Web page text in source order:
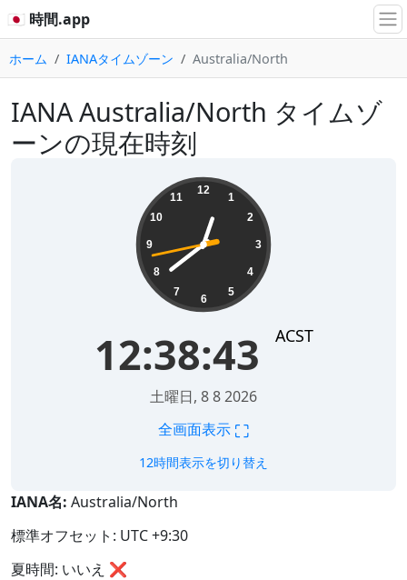
🇯🇵 時間.app
ホーム IANAタイムゾーン Australia/North
IANA Australia/North タイムゾ
ーンの現在時刻
12
1
2
3
4
5
6
7
8
9
10
11
12:38:43 ACST
土曜日, 8 8 2026
全画面表示 ⛶
12時間表示を切り替え
IANA名: Australia/North
標準オフセット: UTC +9:30
夏時間: いいえ ❌